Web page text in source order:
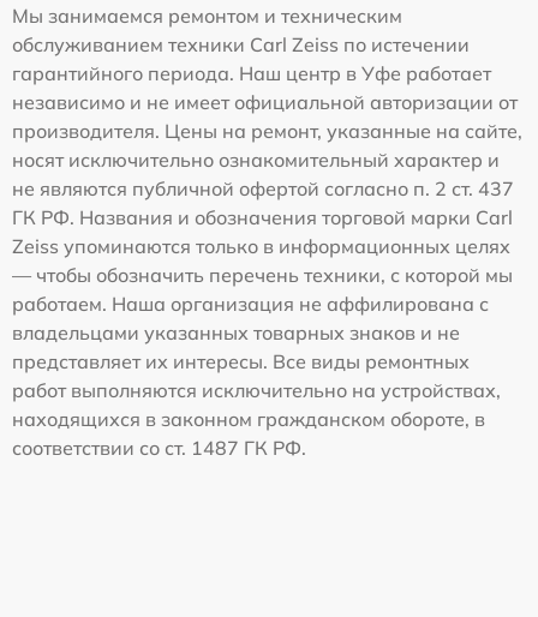
Мы занимаемся ремонтом и техническим
обслуживанием техники Carl Zeiss по истечении
гарантийного периода. Наш центр в Уфе работает
независимо и не имеет официальной авторизации от
производителя. Цены на ремонт, указанные на сайте,
носят исключительно ознакомительный характер и
не являются публичной офертой согласно п. 2 ст. 437
ГК РФ. Названия и обозначения торговой марки Carl
Zeiss упоминаются только в информационных целях
— чтобы обозначить перечень техники, с которой мы
работаем. Наша организация не аффилирована с
владельцами указанных товарных знаков и не
представляет их интересы. Все виды ремонтных
работ выполняются исключительно на устройствах,
находящихся в законном гражданском обороте, в
соответствии со ст. 1487 ГК РФ.